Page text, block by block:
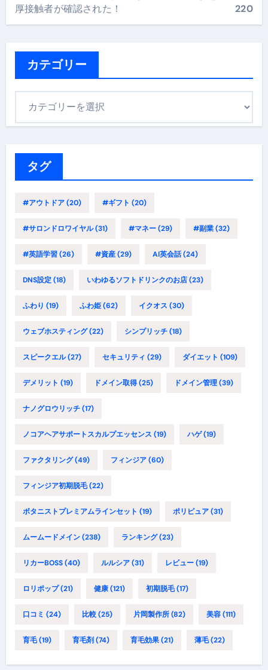
厚接触者が確認された！
220
カテゴリー
タグ
#アウトドア(20) #ギフト (20)
#サロンドロワイヤル(31) #マネー(29) #副業(32)
#英語学習(26) #資産(29) AI英会話(24)
DNS設定(18) いわゆるソフトドリンクのお店(23)
ふわり (19) ふわ姫(62) イクオス (30)
ウェブホスティング(22) シンプリッチ(18)
スピークエル(27) セキュリティ (29) ダイエット (109)
デメリット (19) ドメイン取得(25) ドメイン管理(39)
ナノグロウリッチ(17)
ノコアヘアサポートスカルプエッセンス (19) ハゲ(19)
ファクタリング(49) フィンジア(60)
フィンジア初期脱毛(22)
ボタニストプレミアムラインセット (19) ポリピュア(31)
ムームードメイン(238) ランキング(23)
リカーBOSS(40) ルルシア(31) レビュー(19)
ロリポップ(21) 健康(121) 初期脱毛(17)
口コミ (24) 比較(25) 片岡製作所(82) 美容(111)
育毛(19) 育毛剤 (74) 育毛効果(21) 薄毛(22)